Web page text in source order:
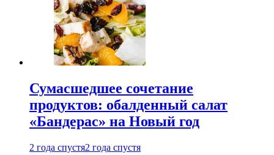
Сумасшедшее сочетание
продуктов: обалденный салат
«Бандерас» на Новый год
2 года спустя2 года спустя